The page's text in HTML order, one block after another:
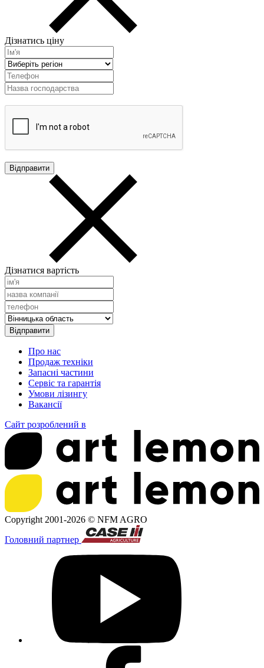
Дізнатись ціну
Дізнатися вартість
Про нас
Продаж техніки
Запасні частини
Сервіс та гарантія
Умови лізингу
Вакансії
Сайт розроблений в
Copyright 2001-2026 © NFM AGRO
Головний партнер